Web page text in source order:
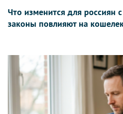
Что изменится для россиян
законы повлияют на